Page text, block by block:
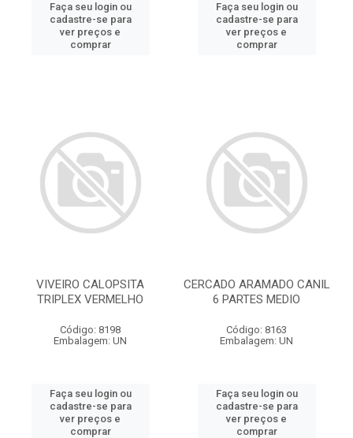
Faça seu login ou
cadastre-se para
ver preços e
comprar
Faça seu login ou
cadastre-se para
ver preços e
comprar
VIVEIRO CALOPSITA
TRIPLEX VERMELHO
Código: 8198
Embalagem: UN
Faça seu login ou
cadastre-se para
ver preços e
comprar
CERCADO ARAMADO CANIL
6 PARTES MEDIO
Código: 8163
Embalagem: UN
Faça seu login ou
cadastre-se para
ver preços e
comprar